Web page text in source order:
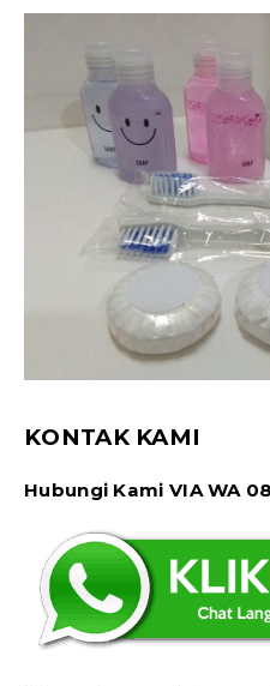
KONTAK KAMI
Hubungi Kami VIA WA